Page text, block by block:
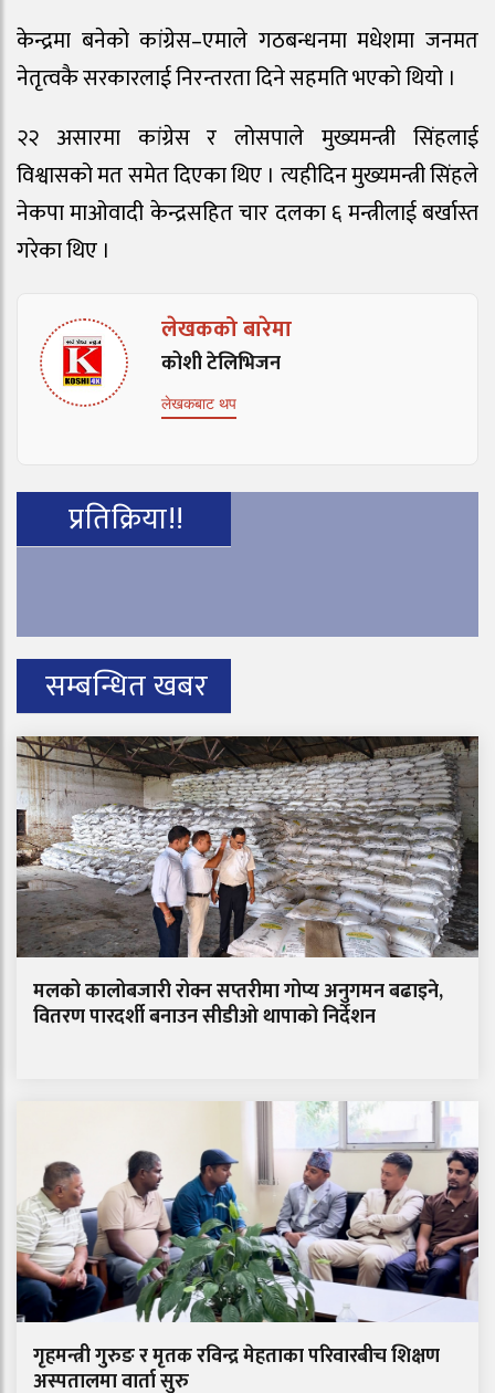
केन्द्रमा बनेको कांग्रेस–एमाले गठबन्धनमा मधेशमा जनमत
नेतृत्वकै सरकारलाई निरन्तरता दिने सहमति भएको थियो ।
२२ असारमा कांग्रेस र लोसपाले मुख्यमन्त्री सिंहलाई
विश्वासको मत समेत दिएका थिए । त्यहीदिन मुख्यमन्त्री सिंहले
नेकपा माओवादी केन्द्रसहित चार दलका ६ मन्त्रीलाई बर्खास्त
गरेका थिए ।
लेखकको बारेमा
कोशी टेलिभिजन
लेखकबाट थप
प्रतिक्रिया!!
सम्बन्धित खबर
मलको कालोबजारी रोक्न सप्तरीमा गोप्य अनुगमन बढाइने,
वितरण पारदर्शी बनाउन सीडीओ थापाको निर्देशन
गृहमन्त्री गुरुङ र मृतक रविन्द्र मेहताका परिवारबीच शिक्षण
अस्पतालमा वार्ता सुरु